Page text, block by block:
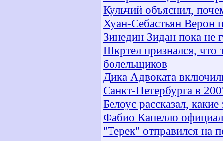
Кульчий объяснил,
Хуан-Себастьян Верон
Зинедин Зидан пока не
Шкртел признался, что
болельщиков
Дика Адвоката
Санкт-Петербурга в
Белоус рассказал,
Фабио Капелло
"Терек" отправился на